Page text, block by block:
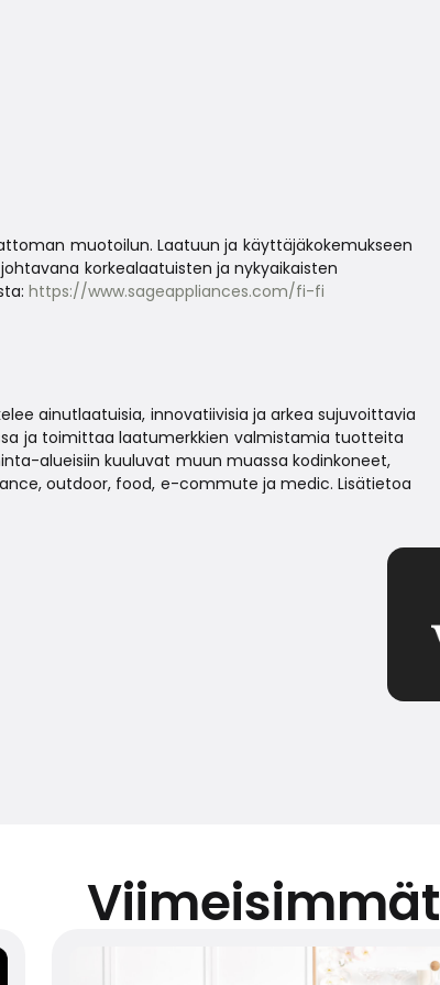
muotoilun. Laatuun ja käyttäjäkokemukseen
korkealaatuisten ja nykyaikaisten
https://www.sageappliances.com/fi-fi
ainutlaatuisia, innovatiivisia ja arkea sujuvoittavia
ja toimittaa laatumerkkien valmistamia tuotteita
alueisiin kuuluvat muun muassa kodinkoneet,
outdoor, food, e-commute ja medic. Lisätietoa
Viimeisimmät